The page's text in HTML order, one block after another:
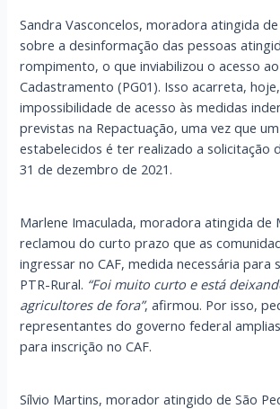
Sandra Vasconcelos, moradora atingida
sobre a desinformação das pessoas
rompimento, o que inviabilizou o acesso
Cadastramento (PG01). Isso acarreta,
impossibilidade de acesso às medidas
previstas na Repactuação, uma vez que
estabelecidos é ter realizado a solicitação
31 de dezembro de 2021.
Marlene Imaculada, moradora atingida de
reclamou do curto prazo que as
ingressar no CAF, medida necessária para
PTR-Rural. “Foi muito curto e está
agricultores de fora”, afirmou. Por isso,
representantes do governo federal
para inscrição no CAF.
Sílvio Martins, morador atingido de São